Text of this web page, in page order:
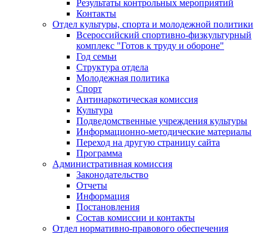
Результаты контрольных мероприятий
Контакты
Отдел культуры, спорта и молодежной политики
Всероссийский спортивно-физкультурный
комплекс "Готов к труду и обороне"
Год семьи
Структура отдела
Молодежная политика
Спорт
Антинаркотическая комиссия
Культура
Подведомственные учреждения культуры
Информационно-методические материалы
Переход на другую страницу сайта
Программа
Административная комиссия
Законодательство
Отчеты
Информация
Постановления
Состав комиссии и контакты
Отдел нормативно-правового обеспечения